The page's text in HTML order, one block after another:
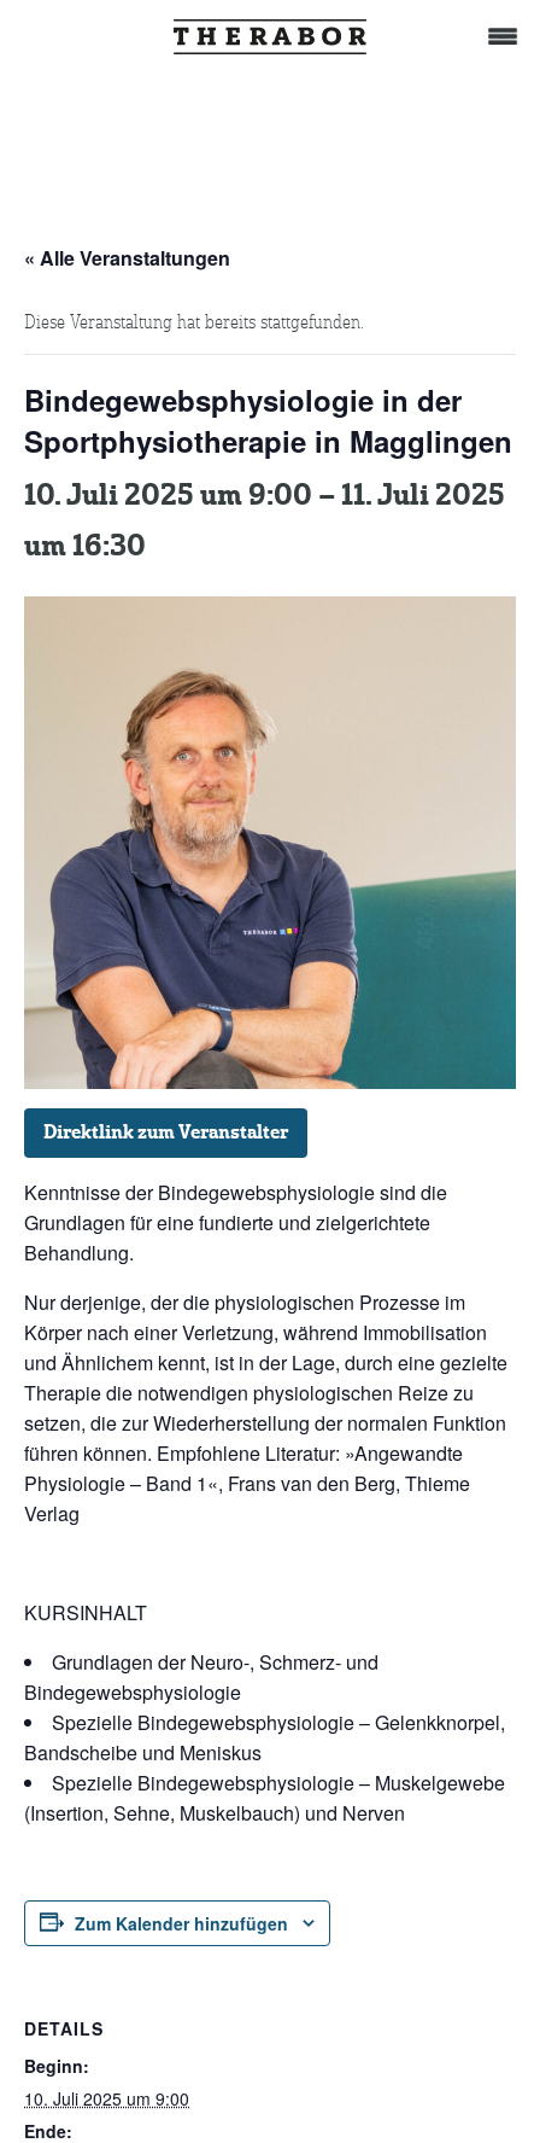
Das Team
TuWat
Therabor-Akademie
« Alle Veranstaltungen
Diese Veranstaltung hat bereits stattgefunden.
Bindegewebsphysiologie in der
Sportphysiotherapie in Magglingen
10. Juli 2025 um 9:00 – 11. Juli 2025
um 16:30
Direktlink zum Veranstalter
Kenntnisse der Bindegewebsphysiologie sind die
Grundlagen für eine fundierte und zielgerichtete
Behandlung.
Nur derjenige, der die physiologischen Prozesse im
Körper nach einer Verletzung, während Immobilisation
und Ähnlichem kennt, ist in der Lage, durch eine gezielte
Therapie die notwendigen physiologischen Reize zu
setzen, die zur Wiederherstellung der normalen Funktion
führen können. Empfohlene Literatur: »Angewandte
Physiologie – Band 1«, Frans van den Berg, Thieme
Verlag
KURSINHALT
Grundlagen der Neuro-, Schmerz- und
Bindegewebsphysiologie
Spezielle Bindegewebsphysiologie – Gelenkknorpel,
Bandscheibe und Meniskus
Spezielle Bindegewebsphysiologie – Muskelgewebe
(Insertion, Sehne, Muskelbauch) und Nerven
Zum Kalender hinzufügen
DETAILS
Beginn:
10. Juli 2025 um 9:00
Ende: